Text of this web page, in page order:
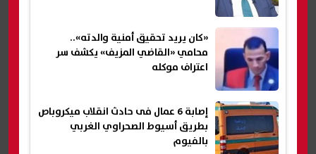
«كان يريد تحقيق أمنية والدته»..
محامي «القاضي المزيف» يكشف سر
اعتراف موكله
إصابة 6 عمال فى حادث انقلاب ميكروباص
بطريق أسيوط الصحراوي الغربي
بالفيوم